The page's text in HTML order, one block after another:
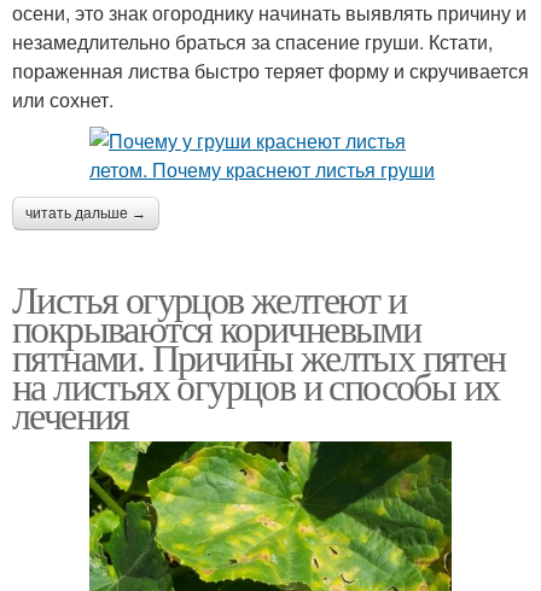
осени, это знак огороднику начинать выявлять причину и
незамедлительно браться за спасение груши. Кстати,
пораженная листва быстро теряет форму и скручивается
или сохнет.
читать дальше →
Листья огурцов желтеют и
покрываются коричневыми
пятнами. Причины желтых пятен
на листьях огурцов и способы их
лечения